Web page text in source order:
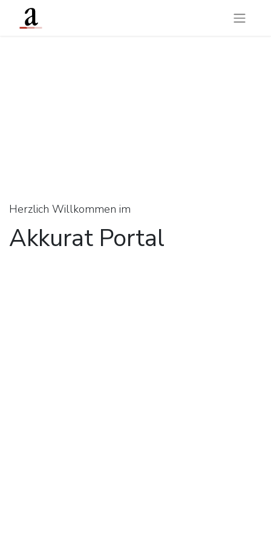
Herzlich Willkommen im
Akkurat Portal